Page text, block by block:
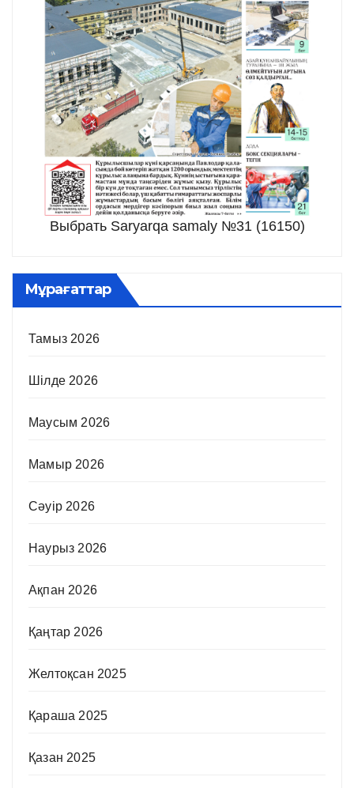
Выбрать Saryarqa samaly №31 (16150)
Мұрағаттар
Тамыз 2026
Шілде 2026
Маусым 2026
Мамыр 2026
Сәуір 2026
Наурыз 2026
Ақпан 2026
Қаңтар 2026
Желтоқсан 2025
Қараша 2025
Қазан 2025